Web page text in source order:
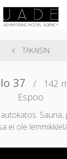
TAKAISIN
37 / 142
Espoo
Sauna,
ei ole